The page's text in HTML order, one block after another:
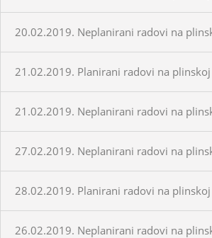
20.02.2019. Neplanirani radovi na
21.02.2019. Planirani radovi na
21.02.2019. Neplanirani radovi na
27.02.2019. Neplanirani radovi na
28.02.2019. Planirani radovi na
26.02.2019. Neplanirani radovi na